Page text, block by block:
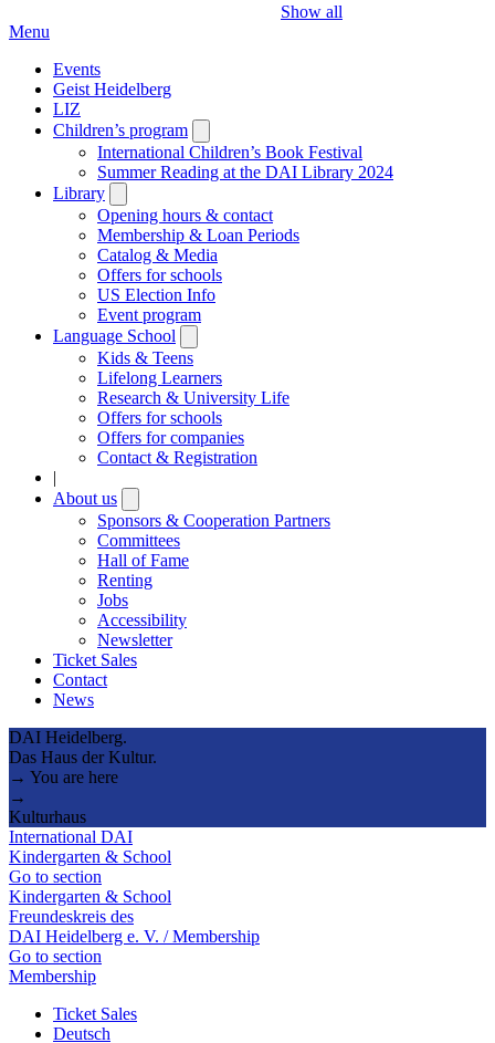
Show all
Menu
Events
Geist Heidelberg
LIZ
Children’s program
submenu
International Children’s Book Festival
Summer Reading at the DAI Library 2024
Library
submenu
Opening hours & contact
Membership & Loan Periods
Catalog & Media
Offers for schools
US Election Info
Event program
Language School
submenu
Kids & Teens
Lifelong Learners
Research & University Life
Offers for schools
Offers for companies
Contact & Registration
|
About us
submenu
Sponsors & Cooperation Partners
Committees
Hall of Fame
Renting
Jobs
Accessibility
Newsletter
Ticket Sales
Contact
News
DAI Heidelberg.
Das Haus der Kultur.
→ You are here
→
Kulturhaus
International DAI
Kindergarten & School
Go to section
Kindergarten & School
Freundeskreis des
DAI Heidelberg e. V. / Membership
Go to section
Membership
Ticket Sales
Deutsch